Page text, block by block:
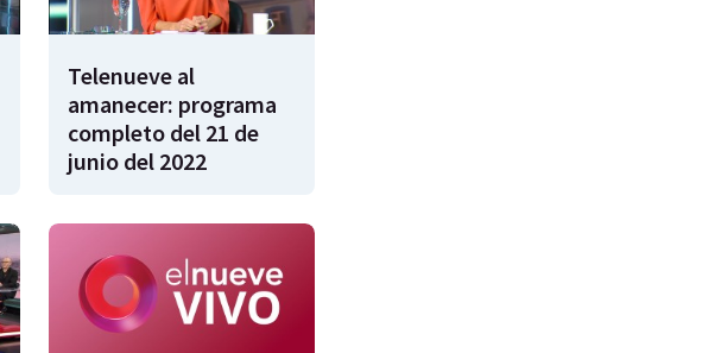
Telenueve al
amanecer: programa
completo del 21 de
junio del 2022